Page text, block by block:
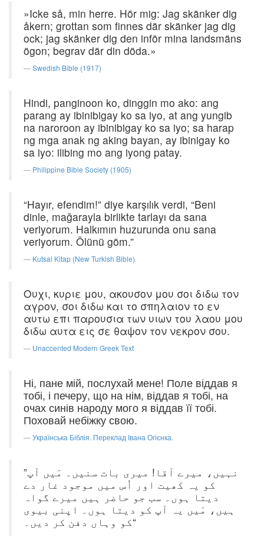
»Icke så, min herre. Hör mig: Jag skänker dig
åkern; grottan som finnes där skänker jag dig
ock; jag skänker dig den inför mina landsmäns
ögon; begrav där din döda.»
Swedish Bible (1917)
Hindi, panginoon ko, dinggin mo ako: ang
parang ay ibinibigay ko sa iyo, at ang yungib
na naroroon ay ibinibigay ko sa iyo; sa harap
ng mga anak ng aking bayan, ay ibinigay ko
sa iyo: ilibing mo ang iyong patay.
Philippine Bible Society (1905)
“Hayır, efendim!” diye karşılık verdi, “Beni
dinle, mağarayla birlikte tarlayı da sana
veriyorum. Halkımın huzurunda onu sana
veriyorum. Ölünü göm.”
Kutsal Kitap (New Turkish Bible)
Ουχι, κυριε μου, ακουσον μου σοι διδω τον
αγρον, σοι διδω και το σπηλαιον το εν
αυτω επι παρουσια των υιων του λαου μου
διδω αυτα εις σε θαψον τον νεκρον σου.
Unaccented Modern Greek Text
Ні, пане мій, послухай мене! Поле віддав я
тобі, і печеру, що на нім, віддав я тобі, на
очах синів народу мого я віддав її тобі.
Поховай небіжку свою.
Українська Біблія. Переклад Івана Огієнка.
”نہیں، میرے آقا! میری بات سنیں۔ مَیں آپ
کو یہ کھیت اور اُس میں موجود غار دے
دیتا ہوں۔ سب جو حاضر ہیں میرے گواہ
ہیں، مَیں یہ آپ کو دیتا ہوں۔ اپنی بیوی
کو وہاں دفن کر دیں۔“